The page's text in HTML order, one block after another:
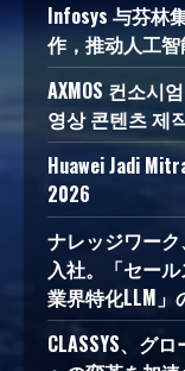
Infosys 与芬林
作，推动人工
AXMOS 컨소시
영상 콘텐츠 제
Huawei Jadi
2026
ナレッジワー
入社。「セー
業界特化LLM」
CLASSYS、グ